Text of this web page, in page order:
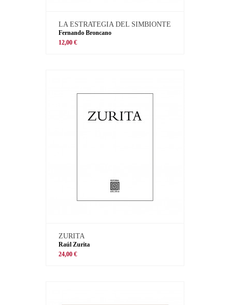
LA ESTRATEGIA DEL SIMBIONTE
Fernando Broncano
12,00 €
ZURITA
Raúl Zurita
24,00 €